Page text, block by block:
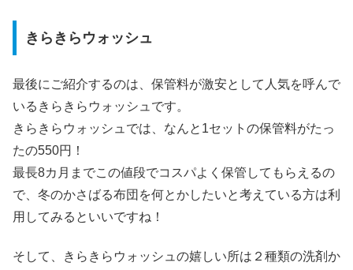
きらきらウォッシュ
最後にご紹介するのは、保管料が激安として人気を呼んで
いるきらきらウォッシュです。
きらきらウォッシュでは、なんと1セットの保管料がたっ
たの550円！
最長8カ月までこの値段でコスパよく保管してもらえるの
で、冬のかさばる布団を何とかしたいと考えている方は利
用してみるといいですね！
そして、きらきらウォッシュの嬉しい所は２種類の洗剤か